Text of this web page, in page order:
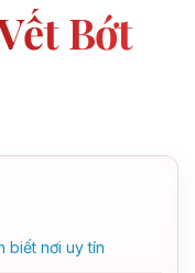
Bớt
biết nơi uy tín